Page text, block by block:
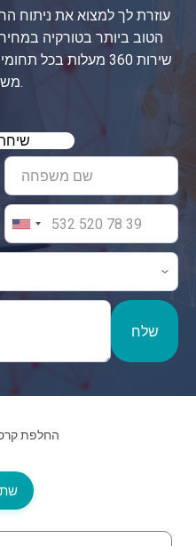
הטוב ביותר בטורקיה
שירות 360 מעלות
משויכים.
שלח
החלפת